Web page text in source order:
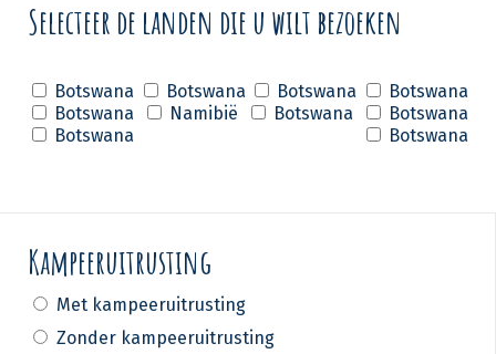
Selecteer de landen die u wilt bezoeken
Botswana Botswana Botswana
Botswana
Botswana
Namibië Botswana
Botswana
Botswana
Botswana
Kampeeruitrusting
Met kampeeruitrusting
Zonder kampeeruitrusting